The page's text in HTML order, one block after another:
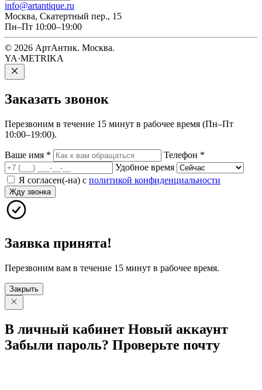
info@artantique.ru
Москва, Скатертный пер., 15
Пн–Пт 10:00–19:00
© 2026 АртАнтик. Москва.
YA·METRIKA
Заказать звонок
Перезвоним в течение 15 минут в рабочее время (Пн–Пт
10:00–19:00).
Ваше имя * Телефон *
Удобное время
Я согласен(-на) с политикой конфиденциальности
Жду звонка
Заявка принята!
Перезвоним вам в течение 15 минут в рабочее время.
Закрыть
В личный кабинет Новый аккаунт
Забыли пароль? Проверьте почту